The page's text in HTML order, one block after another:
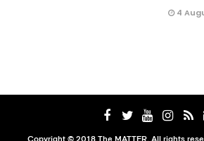
4
Copyright © 2018 The MATTER. All rights